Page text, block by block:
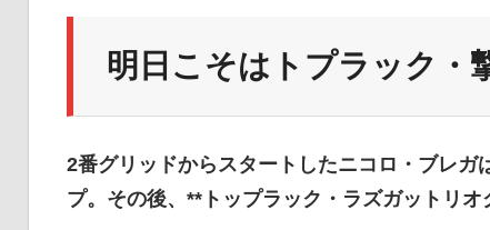
ク
ニ
明日こそはトプラック・
2番グリッドからスタートしたニコロ・ブレ
プ。その後、**トップラック・ラズガットリ